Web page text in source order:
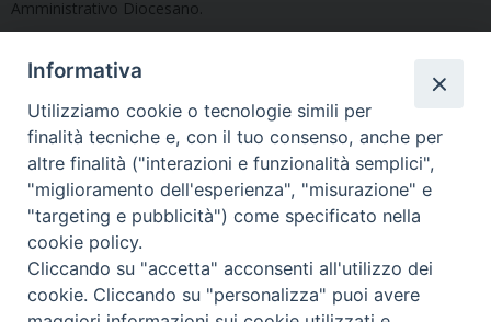
Amministrativo Diocesano.
Fatturazione elettronica:
indicazioni per gli enti
ecclesiali
Convenzione tra CiviBank e
Arcidiocesi di Udine
Informativa
Utilizziamo cookie o tecnologie simili per
finalità tecniche e, con il tuo consenso, anche per
altre finalità ("interazioni e funzionalità semplici",
"miglioramento dell'esperienza", "misurazione" e
"targeting e pubblicità") come specificato nella
cookie policy.
Cliccando su "accetta" acconsenti all'utilizzo dei
cookie. Cliccando su "personalizza" puoi avere